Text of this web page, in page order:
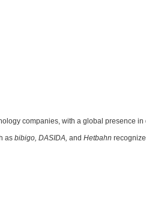
companies, with a global presence
as bibigo, DASIDA, and Hetbahn